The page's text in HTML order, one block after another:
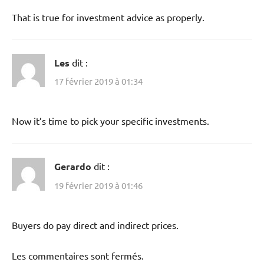
That is true for investment advice as properly.
Les dit :
17 février 2019 à 01:34
Now it’s time to pick your specific investments.
Gerardo dit :
19 février 2019 à 01:46
Buyers do pay direct and indirect prices.
Les commentaires sont fermés.